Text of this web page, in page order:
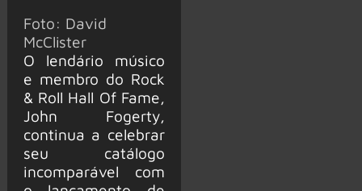
Foto: David
McClister
O lendário músico
e membro do Rock
& Roll Hall Of Fame,
John Fogerty,
continua a celebrar
seu catálogo
incomparável com